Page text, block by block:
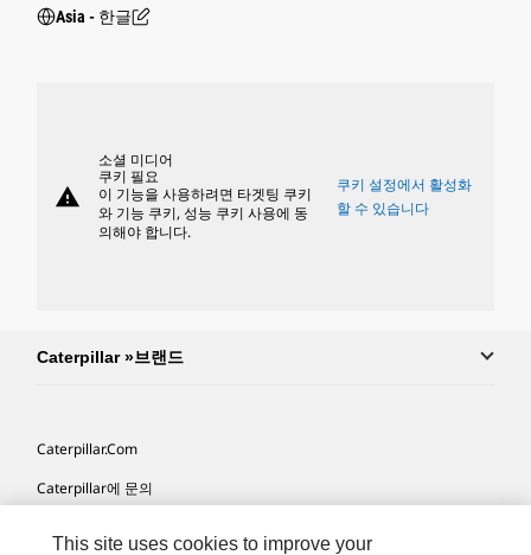
Asia - 한글
warning
소셜 미디어
쿠키 필요
이 기능을 사용하려면 타겟팅 쿠키
와 기능 쿠키, 성능 쿠키 사용에 동
의해야 합니다.
쿠키 설정에서 활성화
할 수 있습니다
Caterpillar »브랜드
Caterpillar.com
Caterpillar에 문의
This site uses cookies to improve your